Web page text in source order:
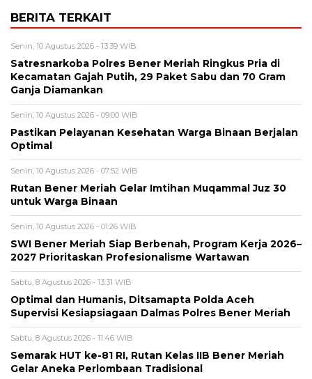
BERITA TERKAIT
Senin, 10 Agustus 2026 - 13:39 WIB
Satresnarkoba Polres Bener Meriah Ringkus Pria di
Kecamatan Gajah Putih, 29 Paket Sabu dan 70 Gram
Ganja Diamankan
Senin, 10 Agustus 2026 - 09:00 WIB
Pastikan Pelayanan Kesehatan Warga Binaan Berjalan
Optimal
Senin, 10 Agustus 2026 - 07:52 WIB
Rutan Bener Meriah Gelar Imtihan Muqammal Juz 30
untuk Warga Binaan
Senin, 10 Agustus 2026 - 01:26 WIB
SWI Bener Meriah Siap Berbenah, Program Kerja 2026–
2027 Prioritaskan Profesionalisme Wartawan
Sabtu, 8 Agustus 2026 - 13:31 WIB
Optimal dan Humanis, Ditsamapta Polda Aceh
Supervisi Kesiapsiagaan Dalmas Polres Bener Meriah
Sabtu, 8 Agustus 2026 - 11:46 WIB
Semarak HUT ke-81 RI, Rutan Kelas IIB Bener Meriah
Gelar Aneka Perlombaan Tradisional